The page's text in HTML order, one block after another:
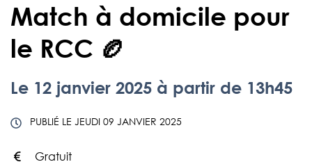
Match à domicile pour
le RCC 🏉
Le 12 janvier 2025 à partir de 13h45
PUBLIÉ LE JEUDI 09 JANVIER 2025
Infos utiles
Gratuit